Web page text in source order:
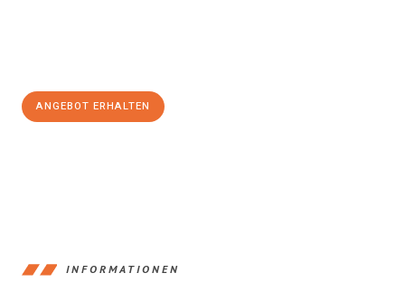
ANGEBOT ERHALTEN
INFORMATIONEN